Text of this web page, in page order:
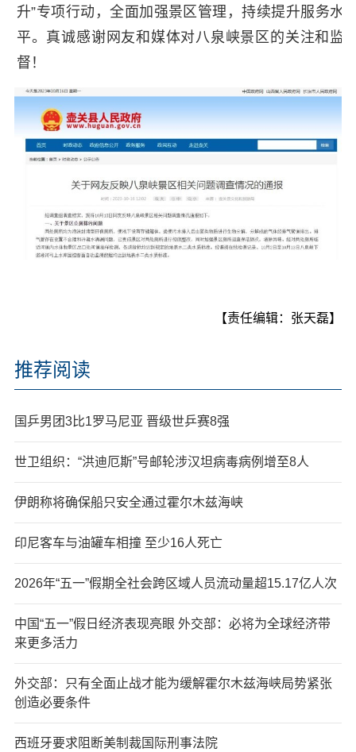
升”专项行动，全面加强景区管理，持续提升服务水
平。真诚感谢网友和媒体对八泉峡景区的关注和监
督！
【责任编辑：张天磊】
推荐阅读
国乒男团3比1罗马尼亚 晋级世乒赛8强
世卫组织：“洪迪厄斯”号邮轮涉汉坦病毒病例增至8人
伊朗称将确保船只安全通过霍尔木兹海峡
印尼客车与油罐车相撞 至少16人死亡
2026年“五一”假期全社会跨区域人员流动量超15.17亿人次
中国“五一”假日经济表现亮眼 外交部：必将为全球经济带
来更多活力
外交部：只有全面止战才能为缓解霍尔木兹海峡局势紧张
创造必要条件
西班牙要求阻断美制裁国际刑事法院